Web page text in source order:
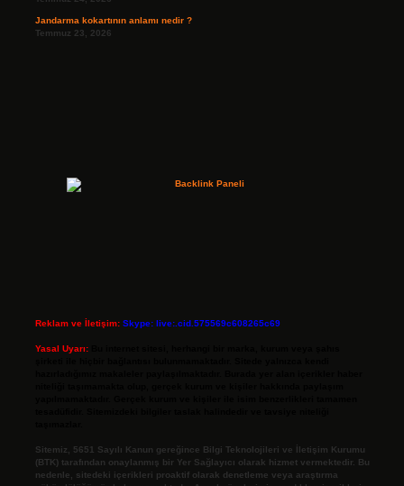
Jandarma kokartının anlamı nedir ?
Temmuz 23, 2026
Reklam ve İletişim: Skype: live:.cid.575569c608265c69
Yasal Uyarı:
Sitemiz, 5651 Sayılı Kanun gereğince Bilgi Teknolojileri ve İletişim Kurumu
(BTK) tarafından onaylanmış bir Yer Sağlayıcı olarak hizmet vermektedir. Bu
nedenle, sitedeki içerikleri proaktif olarak denetleme veya araştırma